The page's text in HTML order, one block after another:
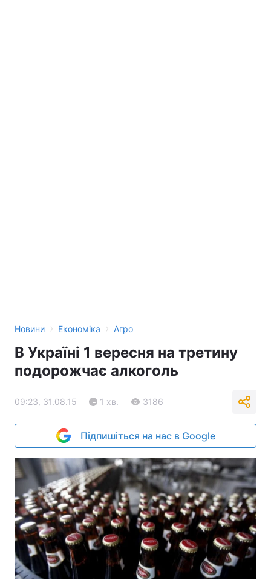
Новини › Економіка › Агро
В Україні 1 вересня на третину
подорожчає алкоголь
09:23, 31.08.15 1 хв. 3186
Підпишіться на нас в Google